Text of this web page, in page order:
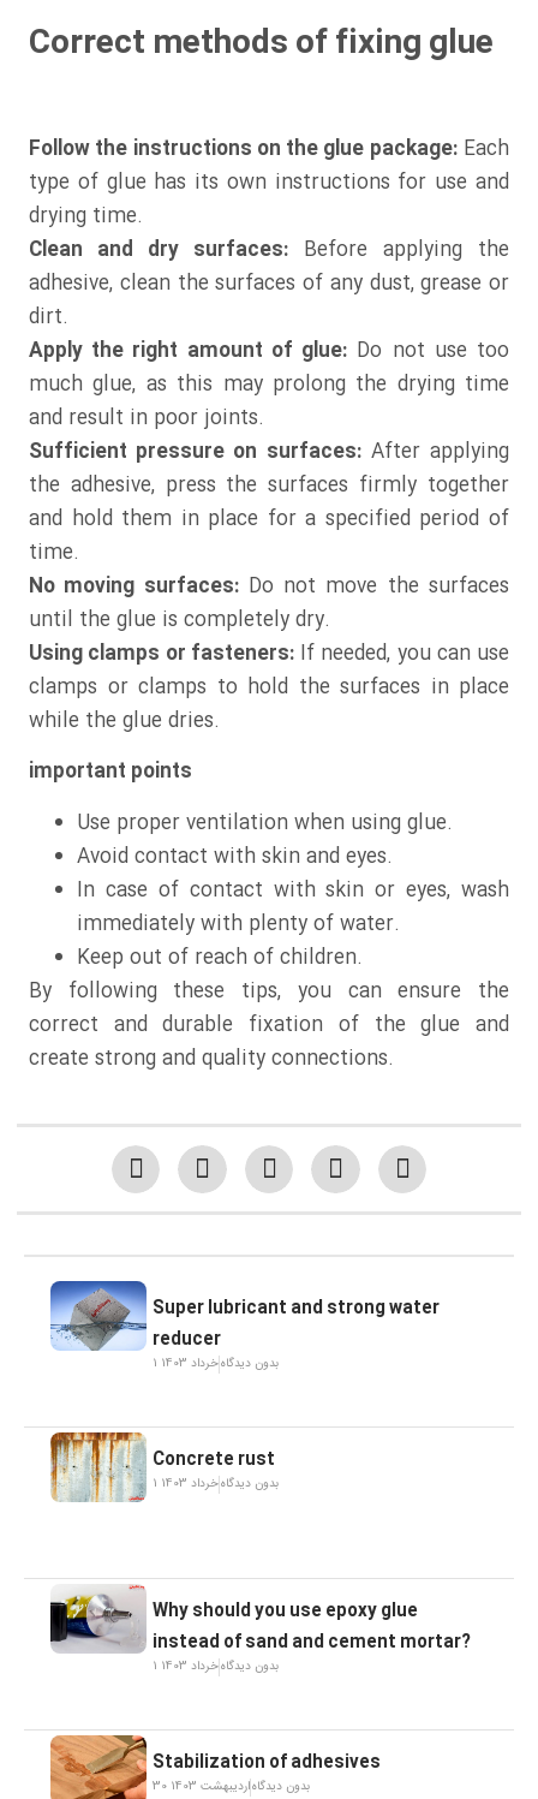
Correct methods of fixing glue
Follow the instructions on the glue package:Each
type of glue has its own instructions for use and
drying time.
Clean and dry surfaces: Before applying the
adhesive, clean the surfaces of any dust, grease or
dirt.
Apply the right amount of glue: Do not use too
much glue, as this may prolong the drying time
and result in poor joints.
Sufficient pressure on surfaces:After applying
the adhesive, press the surfaces firmly together
and hold them in place for a specified period of
time.
No moving surfaces:Do not move the surfaces
until the glue is completely dry.
Using clamps or fasteners:If needed, you can use
clamps or clamps to hold the surfaces in place
while the glue dries.
important points
Use proper ventilation when using glue.
Avoid contact with skin and eyes.
In case of contact with skin or eyes, wash
immediately with plenty of water.
Keep out of reach of children.
By following these tips, you can ensure the
correct and durable fixation of the glue and
create strong and quality connections.
Super lubricant and strong water
reducer
1 خرداد 1403بدون دیدگاه
Concrete rust
1 خرداد 1403بدون دیدگاه
Why should you use epoxy glue
instead of sand and cement mortar?
1 خرداد 1403بدون دیدگاه
Stabilization of adhesives
30 اردیبهشت 1403بدون دیدگاه